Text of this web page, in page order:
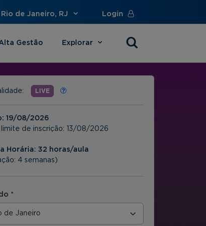
de Janeiro, RJ Login
Gestão Explorar
LIVE
19/08/2026
limite de inscrição: 13/08/2026
Horária: 32 horas/aula
4 semanas)
*